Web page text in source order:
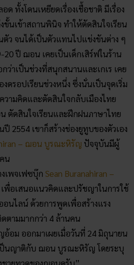
ด ทั้งโดนเหยียดเรื่องเชื้อชาติ มีเรื่อง
ขั้นเข้าสถานพินิจ ทำให้ตัดสินใจเรียน
ตัว จนได้เป็นตัวแทนไปแข่งขันต่าง ๆ
20 ปี ฌอน เคยเป็นเด็กเสิร์ฟในร้าน
ว่าเป็นช่วงที่สนุกสนานและเกเร เคย
ดรอปเรียนช่วงหนึ่ง ซึ่งนั่นเป็นจุดเริ่ม
วามคิดและตัดสินใจกลับเมืองไทย
ตัดสินใจเรียนและฝึกฝนภาษาไทย
ปี 2554 เขาก็สร้างช่องยูทูบของตัวเอง
– ฌอน บูรณะหิรัญ ปัจจุบันมีผู้
น
เพจเฟซบุ๊ก Sean Buranahiran –
เพื่อเสนอแนวคิดและปรัชญาในการใช้
นไลน์ ด้วยการพูดเพื่อสร้างแรง
ตามมากกว่า 4 ล้านคน
อม ออกมาเผยเมื่อวันที่ 24 มิถุนายน
เป็นญาติกับ ฌอน บูรณะหิรัญ โดยระบุ